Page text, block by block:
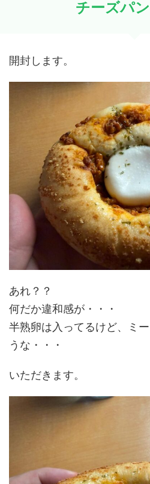
チーズパ
開封します。
あれ？？
何だか違和感が・・・
半熟卵は入ってるけど、ミ
うな・・・
いただきます。